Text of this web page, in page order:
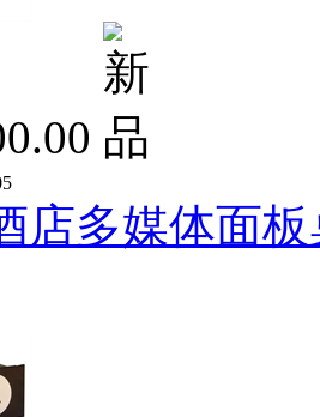
店多媒体面